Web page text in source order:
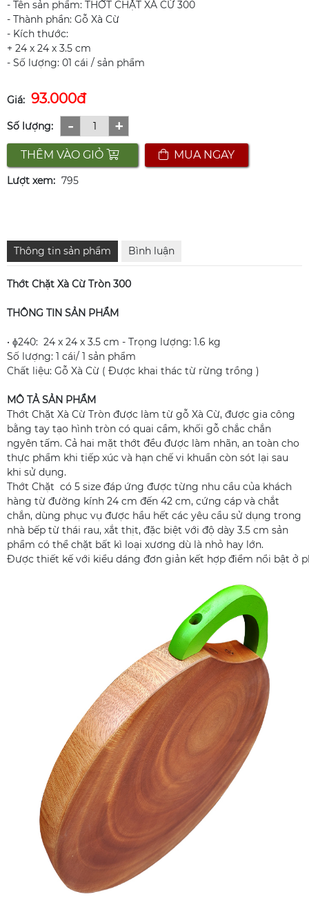
- Tên sản phẩm: THỚT CHẶT XÀ CỪ 300
- Thành phần: Gỗ Xà Cừ
- Kích thước:
+ 24 x 24 x 3.5 cm
- Số lượng: 01 cái / sản phẩm
Giá: 93.000đ
Số lượng: - +
THÊM VÀO GIỎ MUA NGAY
Lượt xem: 795
Thông tin sản phẩm Bình luận
Thớt Chặt Xà Cừ Tròn 300
THÔNG TIN SẢN PHẨM
• ɸ240: 24 x 24 x 3.5 cm - Trọng lượng: 1.6 kg
Số lượng: 1 cái/ 1 sản phẩm
Chất liệu: Gỗ Xà Cừ ( Được khai thác từ rừng trồng )
MÔ TẢ SẢN PHẨM
Thớt Chặt Xà Cừ Tròn được làm từ gỗ Xà Cừ, được gia công
bằng tay tạo hình tròn có quai cầm, khối gỗ chắc chắn
ngyên tấm. Cả hai mặt thớt đều được làm nhãn, an toàn cho
thực phẩm khi tiếp xúc và hạn chế vi khuẩn còn sót lại sau
khi sử dụng.
Thớt Chặt có 5 size đáp ứng được từng nhu cầu của khách
hàng từ đường kính 24 cm đến 42 cm, cứng cáp và chắt
chắn, dùng phục vụ được hầu hết các yêu cầu sử dụng trong
nhà bếp từ thái rau, xắt thịt, đặc biệt với độ dày 3.5 cm sản
phẩm có thể chặt bất kì loại xương dù là nhỏ hay lớn.
Được thiết kế với kiểu dáng đơn giản kết hợp điểm nổi bật ở